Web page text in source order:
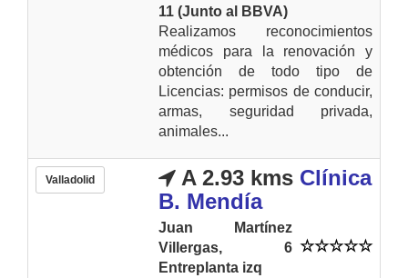
11 (Junto al BBVA)
Realizamos reconocimientos
médicos para la renovación y
obtención de todo tipo de
Licencias: permisos de conducir,
armas, seguridad privada,
animales...
Valladolid A 2.93 kms Clínica
B. Mendía
Juan Martínez
Villergas, 6
Entreplanta izq